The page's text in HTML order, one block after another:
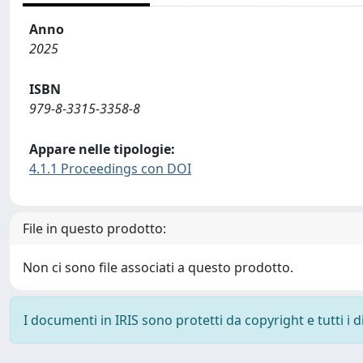
Anno
2025
ISBN
979-8-3315-3358-8
Appare nelle tipologie:
4.1.1 Proceedings con DOI
File in questo prodotto:
Non ci sono file associati a questo prodotto.
I documenti in IRIS sono protetti da copyright e tutti i